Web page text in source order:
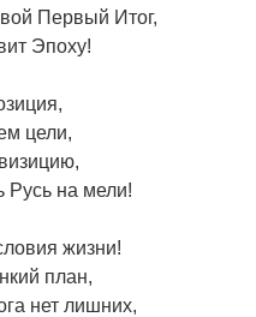
Первый Итог,
Эпоху!
цели,
Русь на мели!
жизни!
план,
нет лишних,